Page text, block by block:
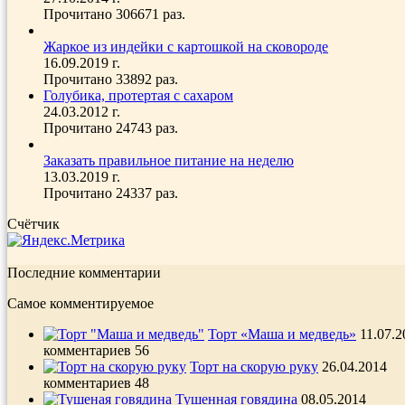
Прочитано 306671 раз.
Жаркое из индейки с картошкой на сковороде
16.09.2019 г.
Прочитано 33892 раз.
Голубика, протертая с сахаром
24.03.2012 г.
Прочитано 24743 раз.
Заказать правильное питание на неделю
13.03.2019 г.
Прочитано 24337 раз.
Счётчик
Последние комментарии
Самое комментируемое
Торт «Маша и медведь»
комментариев 56
Торт на скорую руку 26.04.2014
комментариев 48
Тушенная говядина 08.05.2014